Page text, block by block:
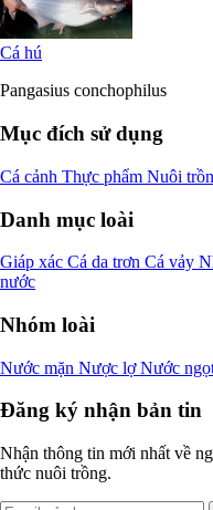
Cá hú
Pangasius conchophilus
Mục đích sử dụng
Cá cảnh Thực phẩm Nuôi
Danh mục loài
Giáp xác Cá da trơn Cá vảy
nước
Nhóm loài
Nước mặn Nược lợNước
Đăng ký nhận bản tin
Nhận thông tin mới nhất về
thức nuôi trồng.